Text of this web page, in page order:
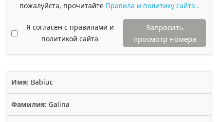
пожалуйста, прочитайте Правила и политику сайта .
Я согласен с правилами и
политикой сайта
Запросить
просмотр номера
Имя: Babiuc
Фамилия: Galina